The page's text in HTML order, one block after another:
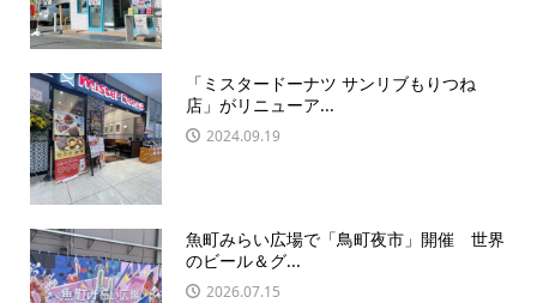
「ミスタードーナツ サンリブもりつね
店」がリニューア...
2024.09.19
魚町みらい広場で「鳥町夜市」開催 世界
のビール＆グ...
2026.07.15